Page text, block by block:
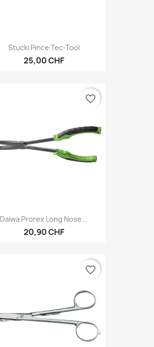
Stucki Pince Tec-Tool
25,00 CHF
Daiwa Prorex Long Nose...
20,90 CHF
favorite_border
favorite_border